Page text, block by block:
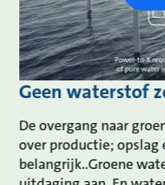
Geen waterstof
De overgang naar
over productie;
belangrijk..Groene